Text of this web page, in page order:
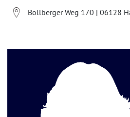
Böllberger Weg 170 | 06128